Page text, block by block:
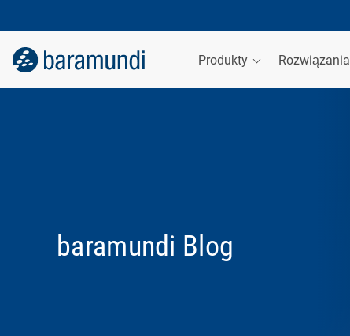
Produkty Rozwiązania
baramundi Blog